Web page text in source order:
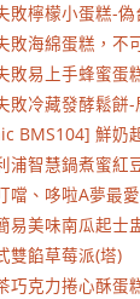
敗檸檬小蛋糕-偽
敗海綿蛋糕，不
敗易上手蜂蜜蛋
敗冷藏發酵鬆餅
BMS104] 鮮奶
浦智慧鍋煮蜜紅
噹、哆啦A夢最
易美味南瓜起士
雙餡草莓派(塔)
巧克力捲心酥蛋